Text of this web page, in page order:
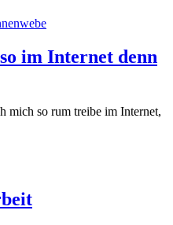
im Internet denn
mich so rum treibe im Internet,